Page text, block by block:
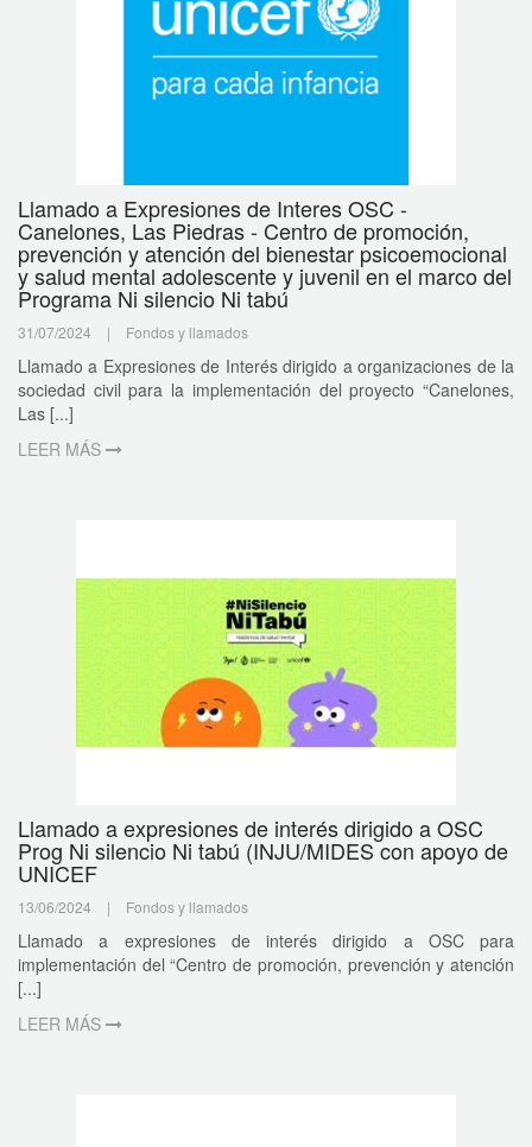
Llamado a Expresiones de Interes OSC -
Canelones, Las Piedras - Centro de promoción,
prevención y atención del bienestar psicoemocional
y salud mental adolescente y juvenil en el marco del
Programa Ni silencio Ni tabú
31/07/2024 | Fondos y llamados
Llamado a Expresiones de Interés dirigido a organizaciones de la
sociedad civil para la implementación del proyecto “Canelones,
Las [...]
LEER MÁS
Llamado a expresiones de interés dirigido a OSC
Prog Ni silencio Ni tabú (INJU/MIDES con apoyo de
UNICEF
13/06/2024 | Fondos y llamados
Llamado a expresiones de interés dirigido a OSC para
implementación del “Centro de promoción, prevención y atención
[...]
LEER MÁS